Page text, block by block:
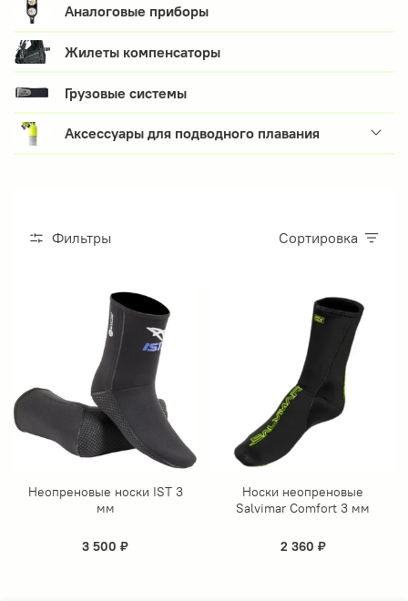
Аналоговые приборы
Жилеты компенсаторы
Грузовые системы
Аксессуары для подводного плавания
Фильтры Сортировка
Неопреновые носки IST 3
мм
3 500 ₽
Носки неопреновые
Salvimar Comfort 3 мм
2 360 ₽